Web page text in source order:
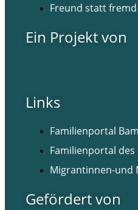
Freund statt fremd
Ein Projekt von
Links
Familienportal
Familienportal des
Migrantinnen-und
Gefördert von